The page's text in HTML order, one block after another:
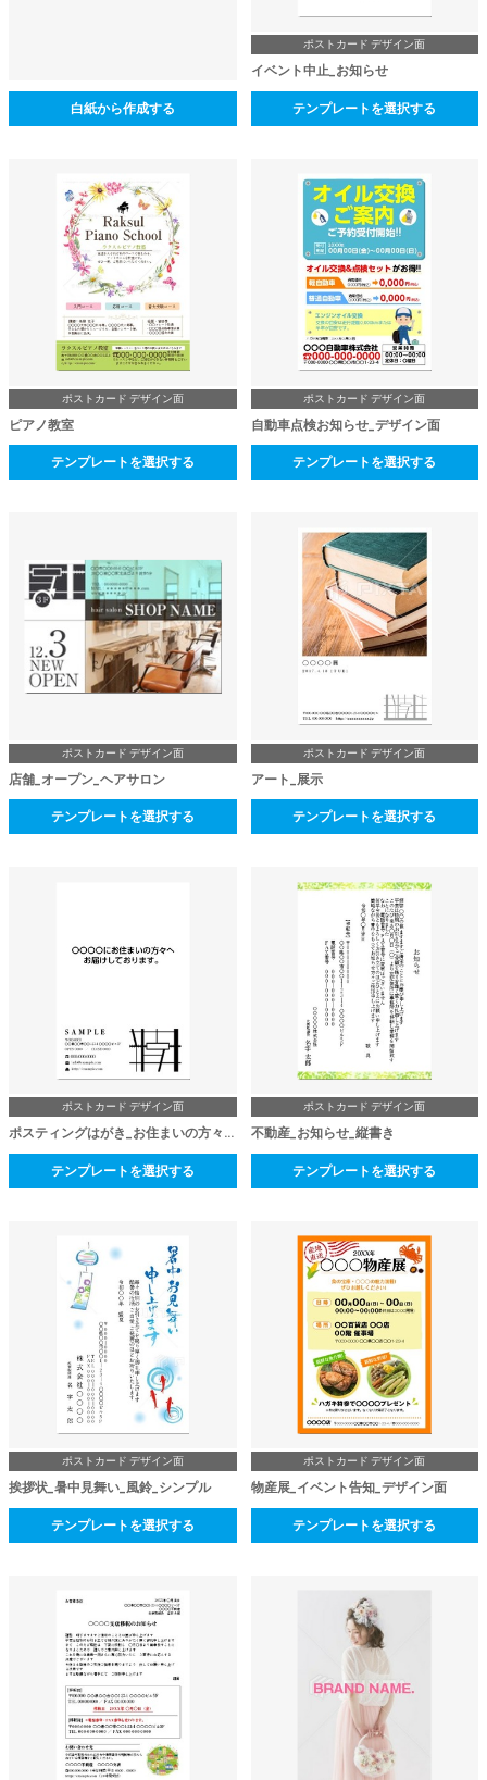
白紙から作成する
ポストカード デザイン面
イベント中止_お知らせ
テンプレートを選択する
ポストカード デザイン面
ピアノ教室
テンプレートを選択する
ポストカード デザイン面
自動車点検お知らせ_デザイン面
テンプレートを選択する
ポストカード デザイン面
店舗_オープン_ヘアサロン
テンプレートを選択する
ポストカード デザイン面
アート_展示
テンプレートを選択する
ポストカード デザイン面
ポスティングはがき_お住まいの方々へ
テンプレートを選択する
ポストカード デザイン面
不動産_お知らせ_縦書き
テンプレートを選択する
ポストカード デザイン面
挨拶状_暑中見舞い_風鈴_シンプル
テンプレートを選択する
ポストカード デザイン面
物産展_イベント告知_デザイン面
テンプレートを選択する